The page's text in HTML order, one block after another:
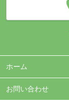
ホーム
お問い合わせ